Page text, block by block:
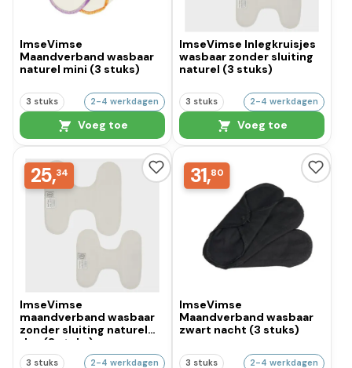
ImseVimse
Maandverband wasbaar
naturel mini (3 stuks)
3 stuks 2-4 werkdagen
Voeg toe
ImseVimse Inlegkruisjes
wasbaar zonder sluiting
naturel (3 stuks)
3 stuks 2-4 werkdagen
Voeg toe
25,34
ImseVimse
maandverband wasbaar
zonder sluiting naturel
dag (3 stuks)
3 stuks 2-4 werkdagen
31,80
ImseVimse
Maandverband wasbaar
zwart nacht (3 stuks)
3 stuks 2-4 werkdagen